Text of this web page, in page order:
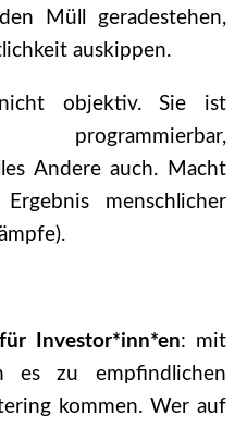
Müll geradestehen,
auskippen.
objektiv. Sie ist
programmierbar,
Andere auch. Macht
menschlicher
Investor*inn*en: mit
es zu empfindlichen
kommen. Wer auf